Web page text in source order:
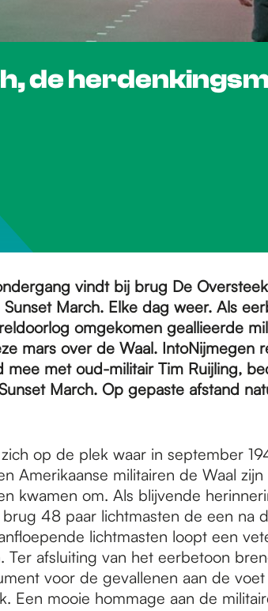
de
vindt bij brug De
March. Elke dag weer. Als
omgekomen geallieerde
mars over de Waal. IntoNijmegen
mee met oud-militair Tim Ruijling,
March. Op gepaste afstand
op de plek waar in september
Amerikaanse militairen de Waal
kwamen om. Als blijvende
48 paar lichtmasten de een na
lichtmasten loopt een
Ter afsluiting van het eerbetoon
voor de gevallenen aan de
Een mooie hommage aan de